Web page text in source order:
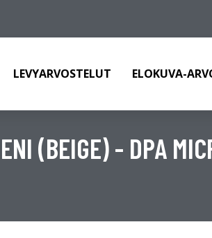
LEVYARVOSTELUT ELOKUVA-
(BEIGE) - DPA